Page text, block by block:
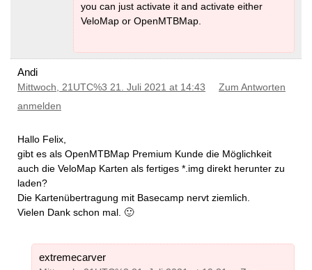
you can just activate it and activate either
VeloMap or OpenMTBMap.
Andi
Mittwoch, 21UTC%3 21. Juli 2021 at 14:43
Zum Antworten
anmelden
Hallo Felix,
gibt es als OpenMTBMap Premium Kunde die Möglichkeit
auch die VeloMap Karten als fertiges *.img direkt herunter zu
laden?
Die Kartenübertragung mit Basecamp nervt ziemlich.
Vielen Dank schon mal. 🙂
extremecarver